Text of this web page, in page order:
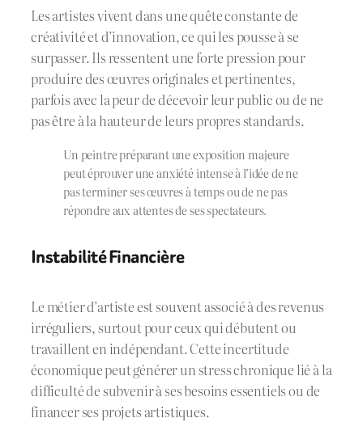
Les artistes vivent dans une quête constante de
créativité et d’innovation, ce qui les pousse à se
surpasser. Ils ressentent une forte pression pour
produire des œuvres originales et pertinentes,
parfois avec la peur de décevoir leur public ou de ne
pas être à la hauteur de leurs propres standards.
Un peintre préparant une exposition majeure
peut éprouver une anxiété intense à l’idée de ne
pas terminer ses œuvres à temps ou de ne pas
répondre aux attentes de ses spectateurs.
Instabilité Financière
Le métier d’artiste est souvent associé à des revenus
irréguliers, surtout pour ceux qui débutent ou
travaillent en indépendant. Cette incertitude
économique peut générer un stress chronique lié à la
difficulté de subvenir à ses besoins essentiels ou de
financer ses projets artistiques.